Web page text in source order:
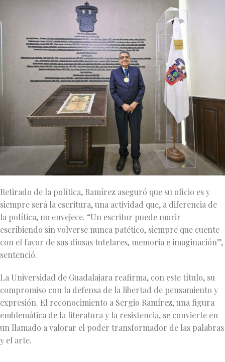
Retirado de la política, Ramírez aseguró que su oficio es y
siempre será la escritura, una actividad que, a diferencia de
la política, no envejece. “Un escritor puede morir
escribiendo sin volverse nunca patético, siempre que cuente
con el favor de sus diosas tutelares, memoria e imaginación”,
sentenció.
La Universidad de Guadalajara reafirma, con este título, su
compromiso con la defensa de la libertad de pensamiento y
expresión. El reconocimiento a Sergio Ramírez, una figura
emblemática de la literatura y la resistencia, se convierte en
un llamado a valorar el poder transformador de las palabras
y el arte.